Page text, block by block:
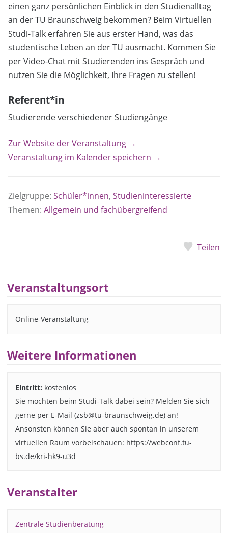
einen ganz persönlichen Einblick in den Studienalltag
an der TU Braunschweig bekommen? Beim Virtuellen
Studi-Talk erfahren Sie aus erster Hand, was das
studentische Leben an der TU ausmacht. Kommen Sie
per Video-Chat mit Studierenden ins Gespräch und
nutzen Sie die Möglichkeit, Ihre Fragen zu stellen!
Referent*in
Studierende verschiedener Studiengänge
Zur Website der Veranstaltung →
Veranstaltung im Kalender speichern →
Zielgruppe: Schüler*innen, Studieninteressierte
Themen: Allgemein und fachübergreifend
Teilen
Veranstaltungsort
Online-Veranstaltung
Weitere Informationen
Eintritt: kostenlos
Sie möchten beim Studi-Talk dabei sein? Melden Sie sich
gerne per E-Mail (zsb@tu-braunschweig.de) an!
Ansonsten können Sie aber auch spontan in unserem
virtuellen Raum vorbeischauen: https://webconf.tu-
bs.de/kri-hk9-u3d
Veranstalter
Zentrale Studienberatung